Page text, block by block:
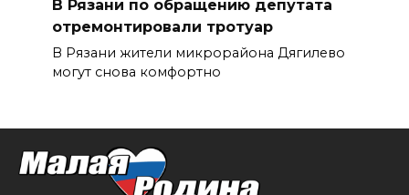
В Рязани по обращению депутата
отремонтировали тротуар
В Рязани жители микрорайона Дягилево
могут снова комфортно